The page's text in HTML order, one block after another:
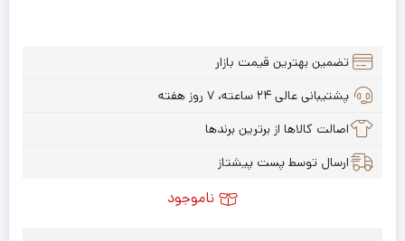
تضمین بهترین قیمت بازار
پشتیبانی عالی ۲۴ ساعته، ۷ روز هفته
اصالت کالاها از برترین برندها
ارسال توسط پست پیشتاز
ناموجود